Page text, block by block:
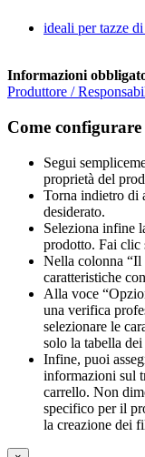
ideali per tazze
Informazioni
Produttore /
Come
Segui
proprietà del
Torna indietro di
desiderato.
Seleziona infine
prodotto. Fai clic
Nella colonna “Il
caratteristiche
Alla voce
una verifica
selezionare le
solo la tabella
Infine, puoi
informazioni sul
carrello. Non
specifico per il
la creazione dei